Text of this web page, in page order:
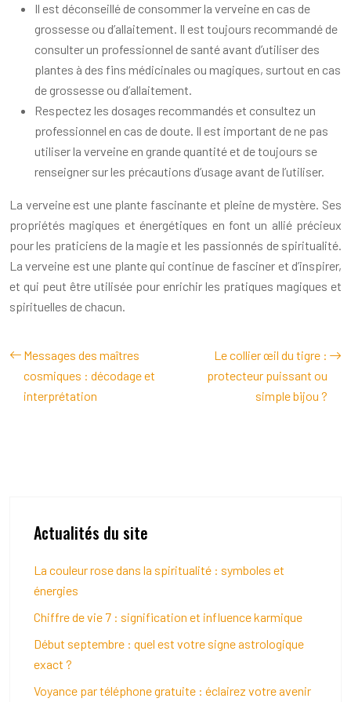
Il est déconseillé de consommer la verveine en cas de
grossesse ou d’allaitement. Il est toujours recommandé de
consulter un professionnel de santé avant d’utiliser des
plantes à des fins médicinales ou magiques, surtout en cas
de grossesse ou d’allaitement.
Respectez les dosages recommandés et consultez un
professionnel en cas de doute. Il est important de ne pas
utiliser la verveine en grande quantité et de toujours se
renseigner sur les précautions d’usage avant de l’utiliser.
La verveine est une plante fascinante et pleine de mystère. Ses
propriétés magiques et énergétiques en font un allié précieux
pour les praticiens de la magie et les passionnés de spiritualité.
La verveine est une plante qui continue de fasciner et d’inspirer,
et qui peut être utilisée pour enrichir les pratiques magiques et
spirituelles de chacun.
Messages des maîtres
cosmiques : décodage et
interprétation
Le collier œil du tigre :
protecteur puissant ou
simple bijou ?
Actualités du site
La couleur rose dans la spiritualité : symboles et
énergies
Chiffre de vie 7 : signification et influence karmique
Début septembre : quel est votre signe astrologique
exact ?
Voyance par téléphone gratuite : éclairez votre avenir